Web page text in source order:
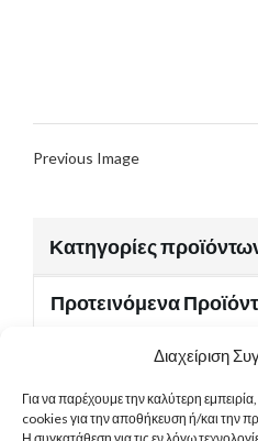
Διαχείριση
Για να παρέχουμε την καλύτερη
cookies για την αποθήκευση ή/και την
Previous Image
Κατηγορίες
Προτεινόμενα
Χρήσιμα Έγγραφα